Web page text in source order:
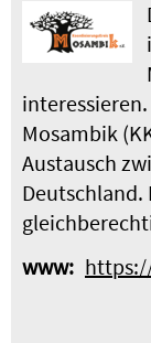
Mosambik
Austausch
Deutschland.
www